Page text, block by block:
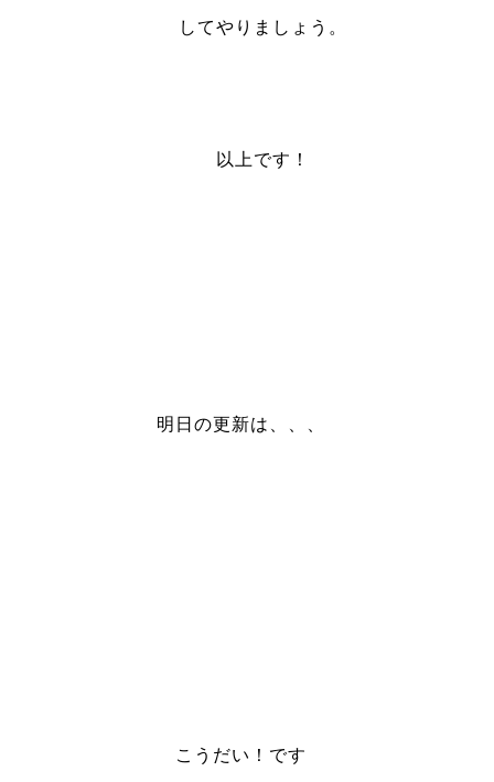
してやりましょう。
以上です！
明日の更新は、、、
こうだい！です